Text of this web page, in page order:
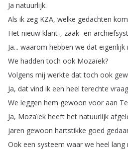
Ja natuurlijk.
Als ik zeg KZA, welke gedachten
Het nieuw klant-, zaak- en
Ja... waarom hebben we dat eigenlijk
We hadden toch ook Mozaïek?
Volgens mij werkte dat toch ook
Ja, dat vind ik een heel terechte vraag
We leggen hem gewoon voor aan
Ja, Mozaïek heeft het natuurlijk
jaren gewoon hartstikke goed
Ook een systeem waar we heel lang